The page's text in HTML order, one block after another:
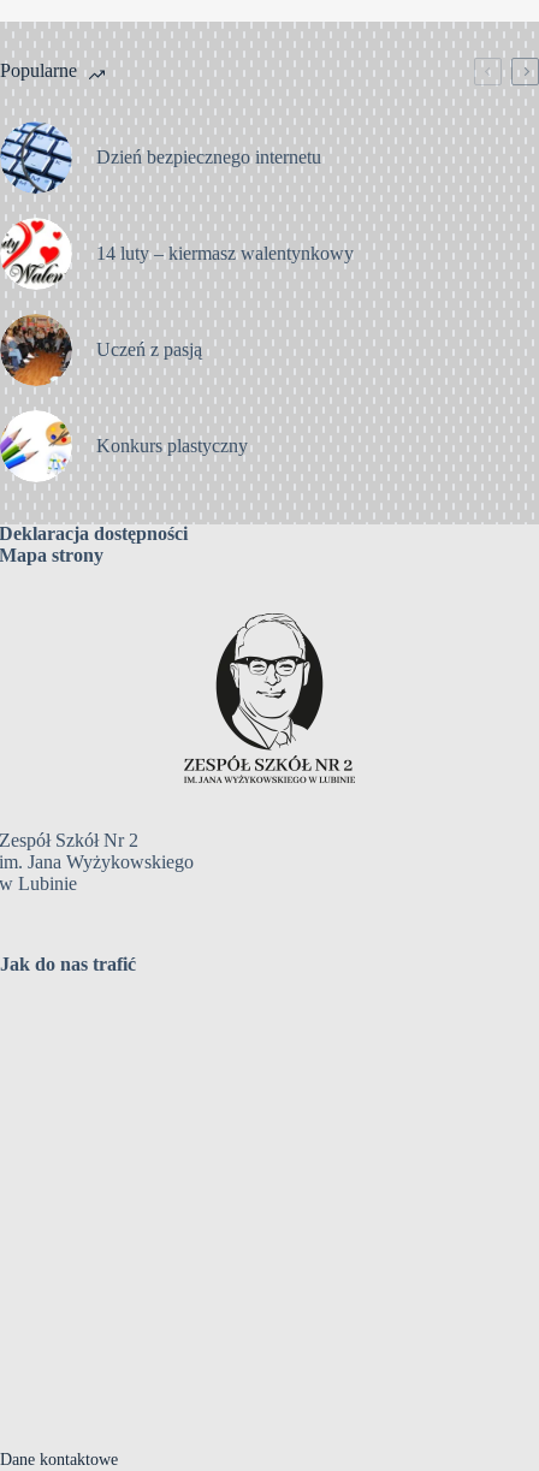
Popularne
Dzień bezpiecznego internetu
14 luty – kiermasz walentynkowy
Uczeń z pasją
Konkurs plastyczny
Deklaracja dostępności
Mapa strony
Zespół Szkół Nr 2
im. Jana Wyżykowskiego
w Lubinie
Jak do nas trafić
Dane kontaktowe